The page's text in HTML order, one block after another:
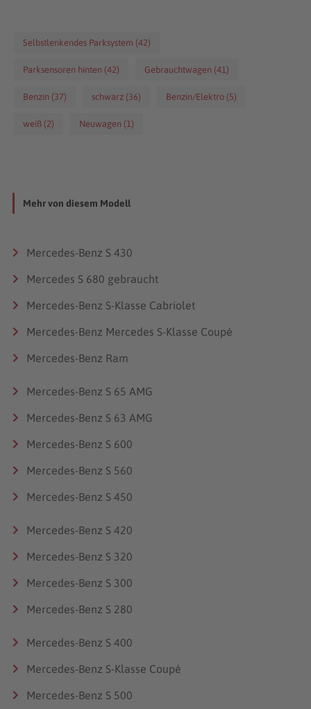
Selbstlenkendes Parksystem (42)
Parksensoren hinten (42) Gebrauchtwagen (41)
Benzin (37) schwarz (36) Benzin/Elektro (5)
weiß (2) Neuwagen (1)
Mehr von diesem Modell
Mercedes-Benz S 430
Mercedes S 680 gebraucht
Mercedes-Benz S-Klasse Cabriolet
Mercedes-Benz Mercedes S-Klasse Coupé
Mercedes-Benz Ram
Mercedes-Benz S 65 AMG
Mercedes-Benz S 63 AMG
Mercedes-Benz S 600
Mercedes-Benz S 560
Mercedes-Benz S 450
Mercedes-Benz S 420
Mercedes-Benz S 320
Mercedes-Benz S 300
Mercedes-Benz S 280
Mercedes-Benz S 400
Mercedes-Benz S-Klasse Coupé
Mercedes-Benz S 500